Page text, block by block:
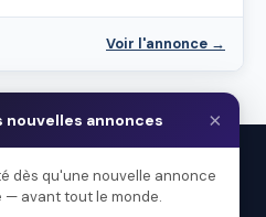
Voir l'annonce →
nouvelles annonces ×
dès qu'une nouvelle annonce
— avant tout le monde.